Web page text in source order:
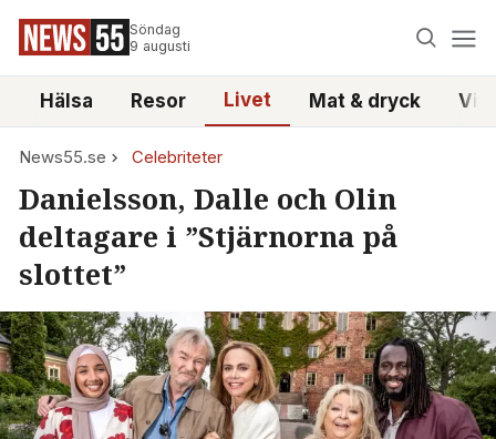
Söndag
9 augusti
Hälsa Resor Livet Mat & dryck
News55.se Celebriteter
Danielsson, Dalle och Olin
deltagare i ”Stjärnorna på
slottet”